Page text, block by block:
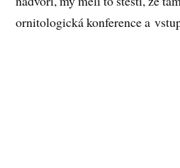
ornitologická konference a